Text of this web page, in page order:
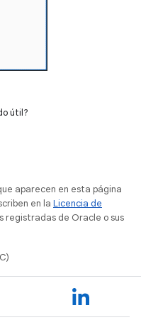
útil?
aparecen en esta página
en la Licencia de
registradas de Oracle o sus